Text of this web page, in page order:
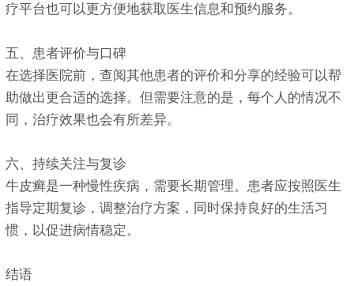
疗平台也可以更方便地获取医生信息和预约服务。
五、患者评价与口碑
在选择医院前，查阅其他患者的评价和分享的经验可以帮
助做出更合适的选择。但需要注意的是，每个人的情况不
同，治疗效果也会有所差异。
六、持续关注与复诊
牛皮癣是一种慢性疾病，需要长期管理。患者应按照医生
指导定期复诊，调整治疗方案，同时保持良好的生活习
惯，以促进病情稳定。
结语